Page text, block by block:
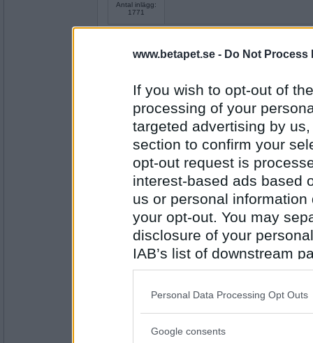
www.betapet.se - Do Not Process
If you wish to opt-out of
processing of your
targeted advertising by
section to confirm your
opt-out request is
interest-based ads based
us or personal
your opt-out. You may
disclosure of your
IAB’s list of downstream
also be disclosed by us
Downstream Participants
Please note that this
Personal Data Processing Opt Outs
Google consents
Antal inlägg:
1771
Antal inlägg:
4554
Amazonas
Lillie_19- Ej medlem längre
Antal inlägg:
1999
Sydamerika
Sgt Snorkel
Gauchos